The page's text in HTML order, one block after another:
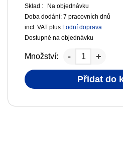
Sklad :
Na objednávku
Doba dodání:7 pracovních dnů
incl. VAT plus Lodní doprava
Dostupné na objednávku
Množství:
Přidat do